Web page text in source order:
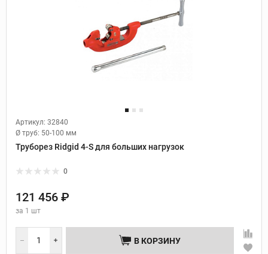
Артикул: 32840
Ø труб: 50-100 мм
Труборез Ridgid 4-S для больших нагрузок
0
121 456 ₽
за 1 шт
В КОРЗИНУ